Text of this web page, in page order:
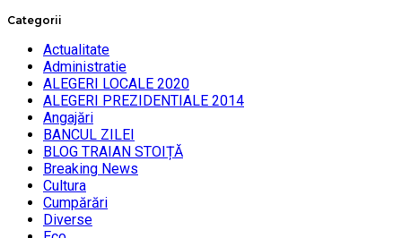
Categorii
Actualitate
Administratie
ALEGERI LOCALE 2020
ALEGERI PREZIDENTIALE 2014
Angajări
BANCUL ZILEI
BLOG TRAIAN STOIȚĂ
Breaking News
Cultura
Cumpărări
Diverse